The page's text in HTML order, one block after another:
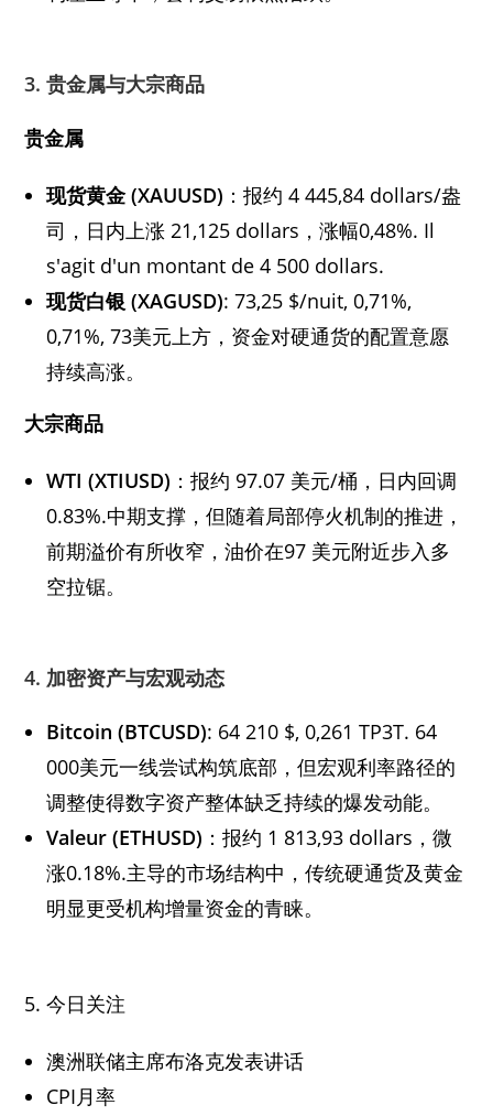
3. 贵金属与大宗商品
贵金属
现货黄金 (XAUUSD) ：报约 4 445,84 dollars/盎
司，日内上涨 21,125 dollars，涨幅0,48%. Il
s'agit d'un montant de 4 500 dollars.
现货白银 (XAGUSD): 73,25 $/nuit, 0,71%,
0,71%, 73美元上方，资金对硬通货的配置意愿
持续高涨。
大宗商品
WTI (XTIUSD) ：报约 97.07 美元/桶，日内回调
0.83%.中期支撑，但随着局部停火机制的推进，
前期溢价有所收窄，油价在97 美元附近步入多
空拉锯。
4. 加密资产与宏观动态
Bitcoin (BTCUSD): 64 210 $, 0,261 TP3T. 64
000美元一线尝试构筑底部，但宏观利率路径的
调整使得数字资产整体缺乏持续的爆发动能。
Valeur (ETHUSD) ：报约 1 813,93 dollars，微
涨0.18%.主导的市场结构中，传统硬通货及黄金
明显更受机构增量资金的青睐。
5. 今日关注
澳洲联储主席布洛克发表讲话
CPI月率